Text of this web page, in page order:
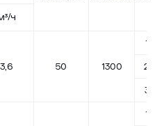
ч
3,6 50 1300
1,7
2,5
3,5
1,7